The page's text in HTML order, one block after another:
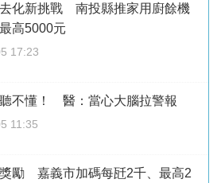
化新挑戰 南投縣推家用廚餘機
高5000元
17:23
不懂！ 醫：當心大腦拉警報
11:35
勵 嘉義市加碼每瓩2千、最高2